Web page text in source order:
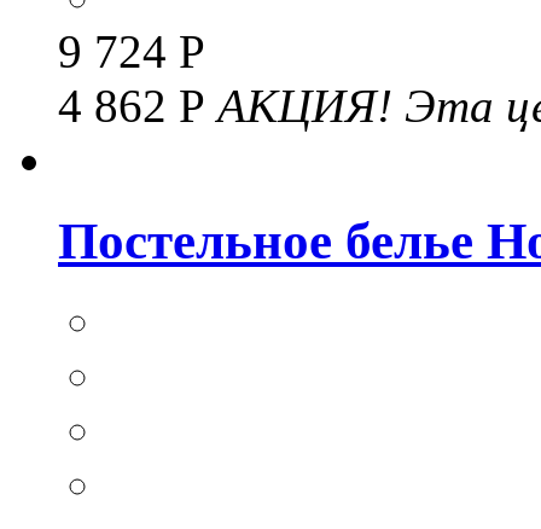
9 724 Р
4 862 РАКЦИЯ! Эта
Постельное белье